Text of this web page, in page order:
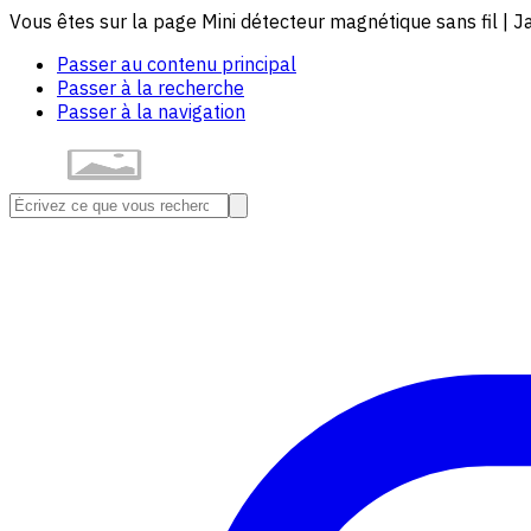
Vous êtes sur la page Mini détecteur magnétique sans fil |
Passer au contenu principal
Passer à la recherche
Passer à la navigation